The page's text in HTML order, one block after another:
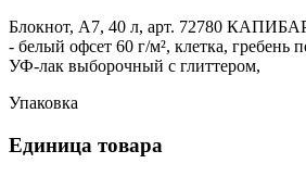
Блокнот, А7, 40 л, арт. 72780
- белый офсет 60 г/м², клетка, гребень
УФ-лак выборочный с глиттером,
Упаковка
Единица товара